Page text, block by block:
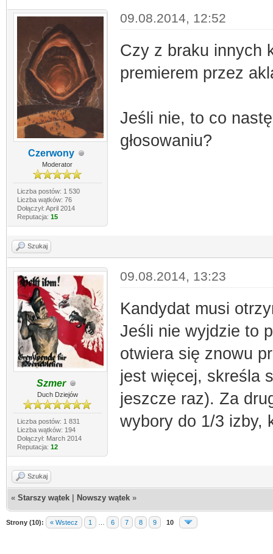
Czerwony
Moderator
Liczba postów: 1 530
Liczba wątków: 76
Dołączył: April 2014
Reputacja: 15
09.08.2014, 12:52
Czy z braku innych
premierem przez
Jeśli nie, to co
głosowaniu?
Szukaj
Szmer
Duch Dziejów
Liczba postów: 1 831
Liczba wątków: 194
Dołączył: March 2014
Reputacja: 12
09.08.2014, 13:23
Kandydat musi
Jeśli nie wyjdzie to
otwiera się znowu
jest więcej, skreśla
jeszcze raz). Za
wybory do 1/3 izby,
Szukaj
« Starszy wątek Nowszy wątek »
Strony (10): « Wstecz 1 6 7 8 9 10